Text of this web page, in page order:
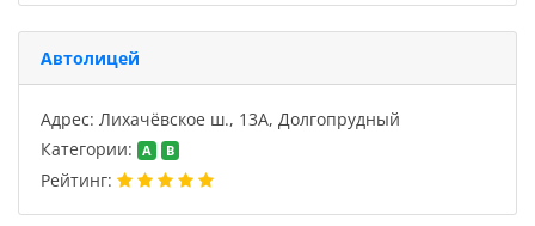
Автолицей
Адрес: Лихачёвское ш., 13А, Долгопрудный
Категории:
A B
Рейтинг: